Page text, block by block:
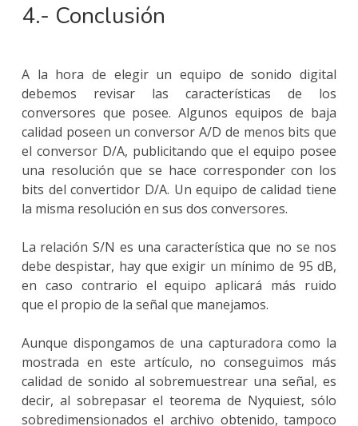
4.- Conclusión
A la hora de elegir un equipo de sonido digital
debemos revisar las características de los
conversores que posee. Algunos equipos de baja
calidad poseen un conversor A/D de menos bits que
el conversor D/A, publicitando que el equipo posee
una resolución que se hace corresponder con los
bits del convertidor D/A. Un equipo de calidad tiene
la misma resolución en sus dos conversores.
La relación S/N es una característica que no se nos
debe despistar, hay que exigir un mínimo de 95 dB,
en caso contrario el equipo aplicará más ruido
que el propio de la señal que manejamos.
Aunque dispongamos de una capturadora como la
mostrada en este artículo, no conseguimos más
calidad de sonido al sobremuestrear una señal, es
decir, al sobrepasar el teorema de Nyquiest, sólo
sobredimensionados el archivo obtenido, tampoco